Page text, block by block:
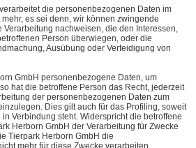
die personenbezogenen Daten im
es sei denn, wir können zwingende
Verarbeitung nachweisen, die den Interessen,
Person überwiegen, oder die
Ausübung oder Verteidigung von
GmbH personenbezogene Daten, um
hat die betroffene Person das Recht, jederzeit
der personenbezogenen Daten zum
Dies gilt auch für das Profiling, soweit
Verbindung steht. Widerspricht die betroffene
Herborn GmbH der Verarbeitung für Zwecke
Tierpark Herborn GmbH die
mehr für diese Zwecke verarbeiten.